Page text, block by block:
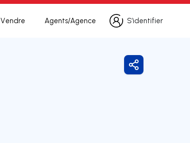
Vendre Agents/Agence
S’identifier
S’identifier
Partager